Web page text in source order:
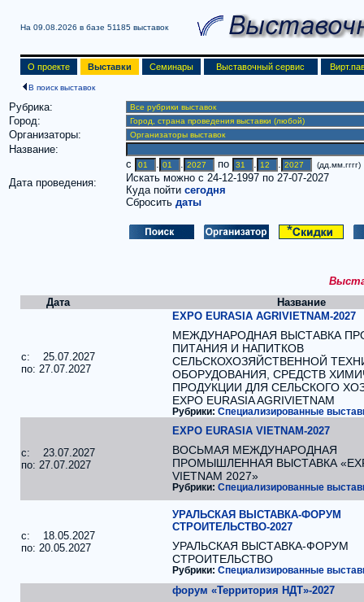
На 09.08.2026 в базе 51185 выставок
О проекте Выставки Семинары Выставочный сервис
В поиск выставок
Рубрика:
Город:
Организаторы:
Название:
Дата проведения:
c . . по . . (дд.мм.гггг)
Искать можно с 24-12-1997 по 27-07-2027
Куда пойти сегодня
Сбросить даты
Дата
Название
c: 25.07.2027
по: 27.07.2027
EXPO EURASIA AGRIVIETNAM-2027
МЕЖДУНАРОДНАЯ ВЫСТАВКА
ПИТАНИЯ И НАПИТКОВ
СЕЛЬСКОХОЗЯЙСТВЕННОЙ
ОБОРУДОВАНИЯ, СРЕДСТВ
ПРОДУКЦИИ ДЛЯ СЕЛЬСКОГО
EXPO EURASIA AGRIVIETNAM
Рубрики: Специализированные
c: 23.07.2027
по: 27.07.2027
EXPO EURASIA VIETNAM-2027
ВОСЬМАЯ МЕЖДУНАРОДНАЯ
ПРОМЫШЛЕННАЯ ВЫСТАВКА
VIETNAM 2027»
Рубрики: Специализированные
c: 18.05.2027
по: 20.05.2027
УРАЛЬСКАЯ ВЫСТАВКА-ФОРУМ
СТРОИТЕЛЬСТВО-2027
УРАЛЬСКАЯ ВЫСТАВКА-ФОРУМ
СТРОИТЕЛЬСТВО
Рубрики: Специализированные
форум «Территория НДТ»-2027